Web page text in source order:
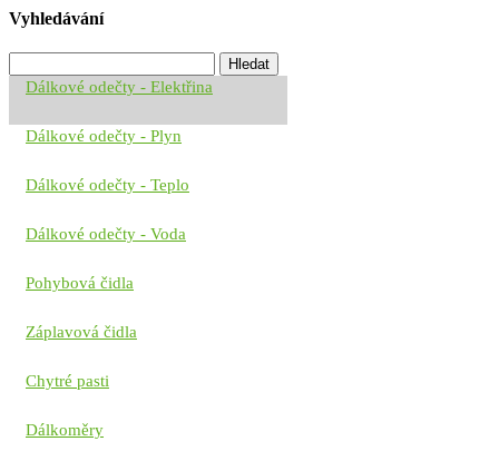
Vyhledávání
Dálkové odečty - Elektřina
Dálkové odečty - Plyn
Dálkové odečty - Teplo
Dálkové odečty - Voda
Pohybová čidla
Záplavová čidla
Chytré pasti
Dálkoměry